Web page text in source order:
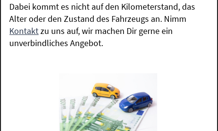
Dabei kommt es nicht auf den Kilometerstand, das
Alter oder den Zustand des Fahrzeugs an. Nimm
Kontaktzu uns auf, wir machen Dir gerne ein
unverbindliches Angebot.